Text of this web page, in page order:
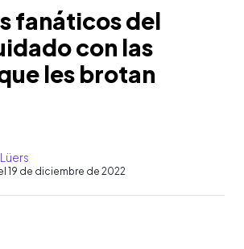
fanáticos del
con las
les brotan
19 de diciembre de 2022